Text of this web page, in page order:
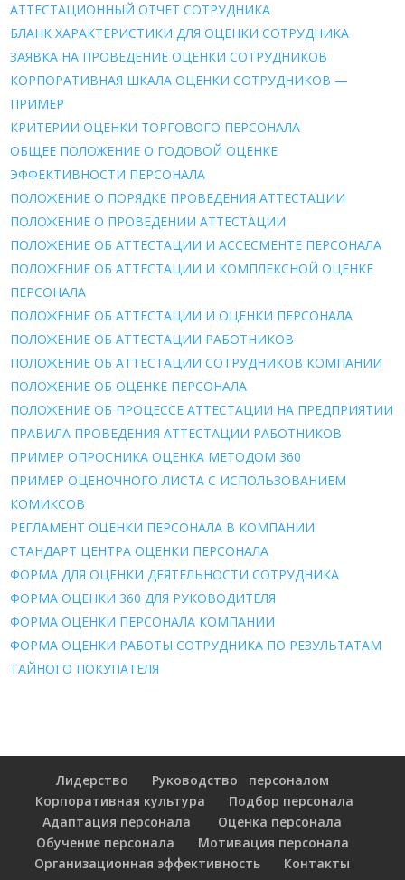
АТТЕСТАЦИОННЫЙ ОТЧЕТ СОТРУДНИКА
БЛАНК ХАРАКТЕРИСТИКИ ДЛЯ ОЦЕНКИ СОТРУДНИКА
ЗАЯВКА НА ПРОВЕДЕНИЕ ОЦЕНКИ СОТРУДНИКОВ
КОРПОРАТИВНАЯ ШКАЛА ОЦЕНКИ СОТРУДНИКОВ —
ПРИМЕР
КРИТЕРИИ ОЦЕНКИ ТОРГОВОГО ПЕРСОНАЛА
ОБЩЕЕ ПОЛОЖЕНИЕ О ГОДОВОЙ ОЦЕНКЕ
ЭФФЕКТИВНОСТИ ПЕРСОНАЛА
ПОЛОЖЕНИЕ О ПОРЯДКЕ ПРОВЕДЕНИЯ АТТЕСТАЦИИ
ПОЛОЖЕНИЕ О ПРОВЕДЕНИИ АТТЕСТАЦИИ
ПОЛОЖЕНИЕ ОБ АТТЕСТАЦИИ И АССЕСМЕНТЕ ПЕРСОНАЛА
ПОЛОЖЕНИЕ ОБ АТТЕСТАЦИИ И КОМПЛЕКСНОЙ ОЦЕНКЕ
ПЕРСОНАЛА
ПОЛОЖЕНИЕ ОБ АТТЕСТАЦИИ И ОЦЕНКИ ПЕРСОНАЛА
ПОЛОЖЕНИЕ ОБ АТТЕСТАЦИИ РАБОТНИКОВ
ПОЛОЖЕНИЕ ОБ АТТЕСТАЦИИ СОТРУДНИКОВ КОМПАНИИ
ПОЛОЖЕНИЕ ОБ ОЦЕНКЕ ПЕРСОНАЛА
ПОЛОЖЕНИЕ ОБ ПРОЦЕССЕ АТТЕСТАЦИИ НА ПРЕДПРИЯТИИ
ПРАВИЛА ПРОВЕДЕНИЯ АТТЕСТАЦИИ РАБОТНИКОВ
ПРИМЕР ОПРОСНИКА ОЦЕНКА МЕТОДОМ 360
ПРИМЕР ОЦЕНОЧНОГО ЛИСТА С ИСПОЛЬЗОВАНИЕМ
КОМИКСОВ
РЕГЛАМЕНТ ОЦЕНКИ ПЕРСОНАЛА В КОМПАНИИ
СТАНДАРТ ЦЕНТРА ОЦЕНКИ ПЕРСОНАЛА
ФОРМА ДЛЯ ОЦЕНКИ ДЕЯТЕЛЬНОСТИ СОТРУДНИКА
ФОРМА ОЦЕНКИ 360 ДЛЯ РУКОВОДИТЕЛЯ
ФОРМА ОЦЕНКИ ПЕРСОНАЛА КОМПАНИИ
ФОРМА ОЦЕНКИ РАБОТЫ СОТРУДНИКА ПО РЕЗУЛЬТАТАМ
ТАЙНОГО ПОКУПАТЕЛЯ
Лидерство
Руководство персоналом
Корпоративная культура
Подбор персонала
Адаптация персонала
Оценка персонала
Обучение персонала
Мотивация персонала
Организационная эффективность
Контакты